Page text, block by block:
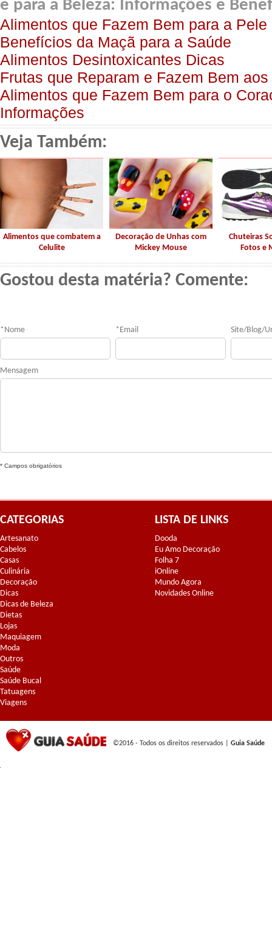
e para a Beleza: Informações e
Alimentos que Fazem Bem para a Pele
Benefícios da Maçã para a Saúde
Alimentos Desintoxicantes Dicas
Frutas que Reparam e Fazem Bem
Alimentos que Fazem Bem para o
Informações
Veja Também:
Alimentos que combatem a
Celulite
Decoração de Unhas com
Mickey Mouse
Chuteiras
Fotos e
Gostou desta matéria? Comente:
* Nome * Email Site/Blog/
Mensagem
* Campos obrigatórios
CATEGORIAS
Artesanato
Cabelos
Casas
Culinária
Decoração
Dicas
Dicas de Beleza
Dietas
Lojas
Maquiagem
Moda
Outros
Saúde
Saúde Bucal
Tatuagens
Viagens
LISTA DE LINKS
Dooda
Eu Amo Decoração
Folha 7
iOnline
Mundo Agora
Novidades Online
©2016 - Todos os direitos reservados | Guia Saúde